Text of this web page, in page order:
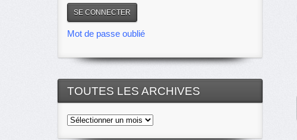
Mot de passe oublié
TOUTES LES ARCHIVES
Toutes